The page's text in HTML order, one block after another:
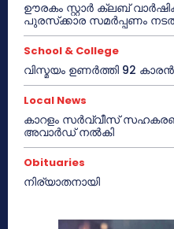
ഊരകം സ്റ്റാർ ക്ലബ്
പുരസ്‌ക്കാര സമർപ്പണം
School & College
വിസ്മയം ഉണർത്തി 92
Local News
കാറളം സർവ്വീസ്
അവാർഡ് നൽകി
Obituaries
നിര്യാതനായി